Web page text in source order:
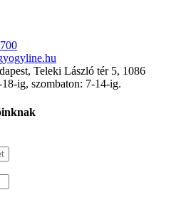
Teleki László tér 5, 1086
ig, szombaton: 7-14-ig.